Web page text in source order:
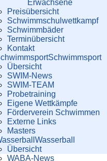
Erwachsene
Preis­über­sicht
Schwimm­schul­wett­kampf
Schwimm­bäder
Terminübersicht
Kontakt
Schwimm­sport
Übersicht
SWIM-News
SWIM-TEAM
Probe­training
Eigene Wettkämpfe
Förderverein Schwimmen
Externe Links
Masters
Wasser­ball
Übersicht
WABA-News